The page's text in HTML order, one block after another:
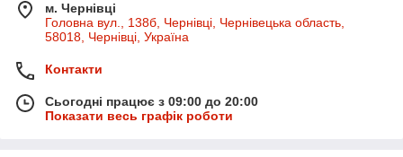
м. Чернівці
Головна вул., 138б, Чернівці, Чернівецька область,
58018, Чернівці, Україна
Контакти
Сьогодні працює з 09:00 до 20:00
Показати весь графік роботи